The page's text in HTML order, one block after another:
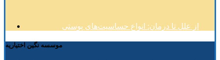
از علل تا درمان: انواع حساسیت‌های پوستی
موسسه نگین اختیاریه